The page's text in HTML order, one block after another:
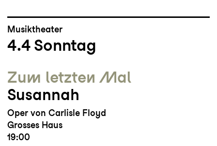
Musiktheater
4.4 Sonntag
Zum letzten Mal
Susannah
Oper von Carlisle Floyd
Grosses Haus
19:00